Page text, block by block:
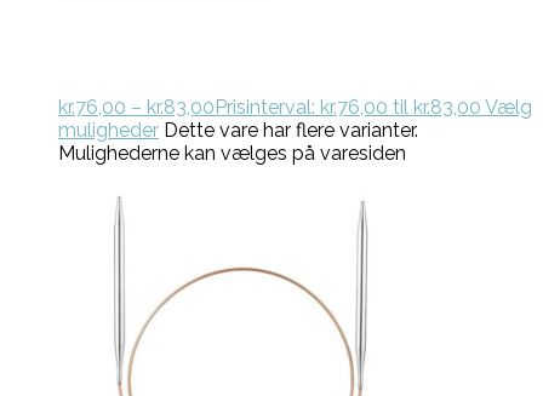
kr.76,00 – kr.83,00Prisinterval: kr.76,00 til kr.83,00 Vælg
muligheder Dette vare har flere varianter.
Mulighederne kan vælges på varesiden